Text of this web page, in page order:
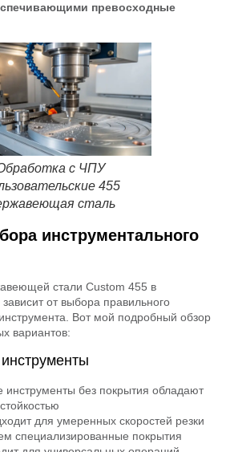
превосходные
с ЧПУ
455
сталь
инструментального
стали Custom 455 в
от выбора правильного
Вот мой подробный обзор
вариантов:
инструменты без покрытия обладают
для умеренных скоростей резки
специализированные покрытия